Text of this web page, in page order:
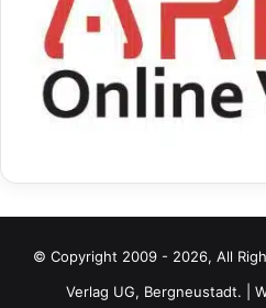
© Copyright 2009 - 2026, All
Verlag UG, Bergneustadt. |